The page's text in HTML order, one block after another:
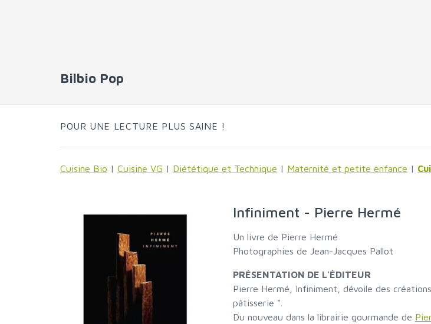
Bilbio Pop
POUR UNE LECTURE PLUS SAINE !
Cuisine Bio | Cuisine VG | Diététique et Technique | Maternité et petite enfance |
Infiniment - Pierre Hermé
Un livre de Pierre Hermé
Photographies de Jean-Jacques Pallot
PRÉSENTATION DE L'ÉDITEUR
Pierre Hermé, Infiniment, dévoile des
pâtisserie ".
Du nouveau dans la librairie gourmande de